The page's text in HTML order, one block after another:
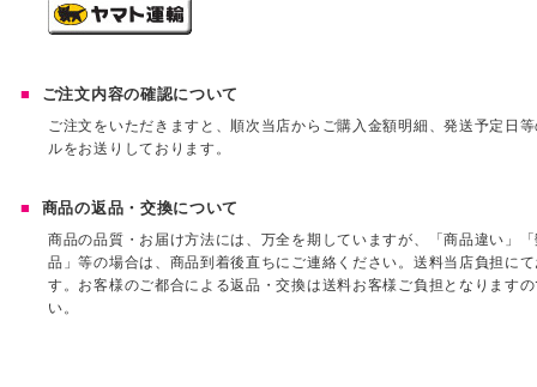
ご注文内容の確認について
ご注文をいただきますと、順次当店からご購入金額明細、発送予定日
ルをお送りしております。
商品の返品・交換について
商品の品質・お届け方法には、万全を期していますが、「商品違い」
品」等の場合は、商品到着後直ちにご連絡ください。送料当店負担に
す。お客様のご都合による返品・交換は送料お客様ご負担となります
い。